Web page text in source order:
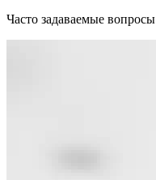
Часто задаваемые вопросы